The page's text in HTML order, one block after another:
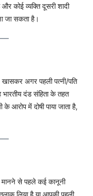
कोई व्यक्ति दूसरी शादी
जा सकता है।
खासकर अगर पहली पत्नी/पति
भारतीय दंड संहिता के तहत
के आरोप में दोषी पाया जाता है,
मानने से पहले कई कानूनी